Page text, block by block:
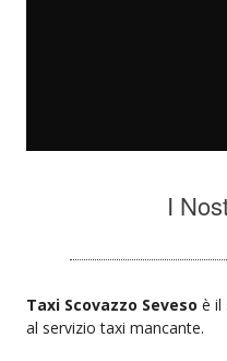
I
Taxi Scovazzo Seveso è il
al servizio taxi mancante.